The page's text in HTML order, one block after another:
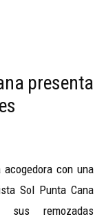
presenta
con una
Sol Punta Cana
remozadas